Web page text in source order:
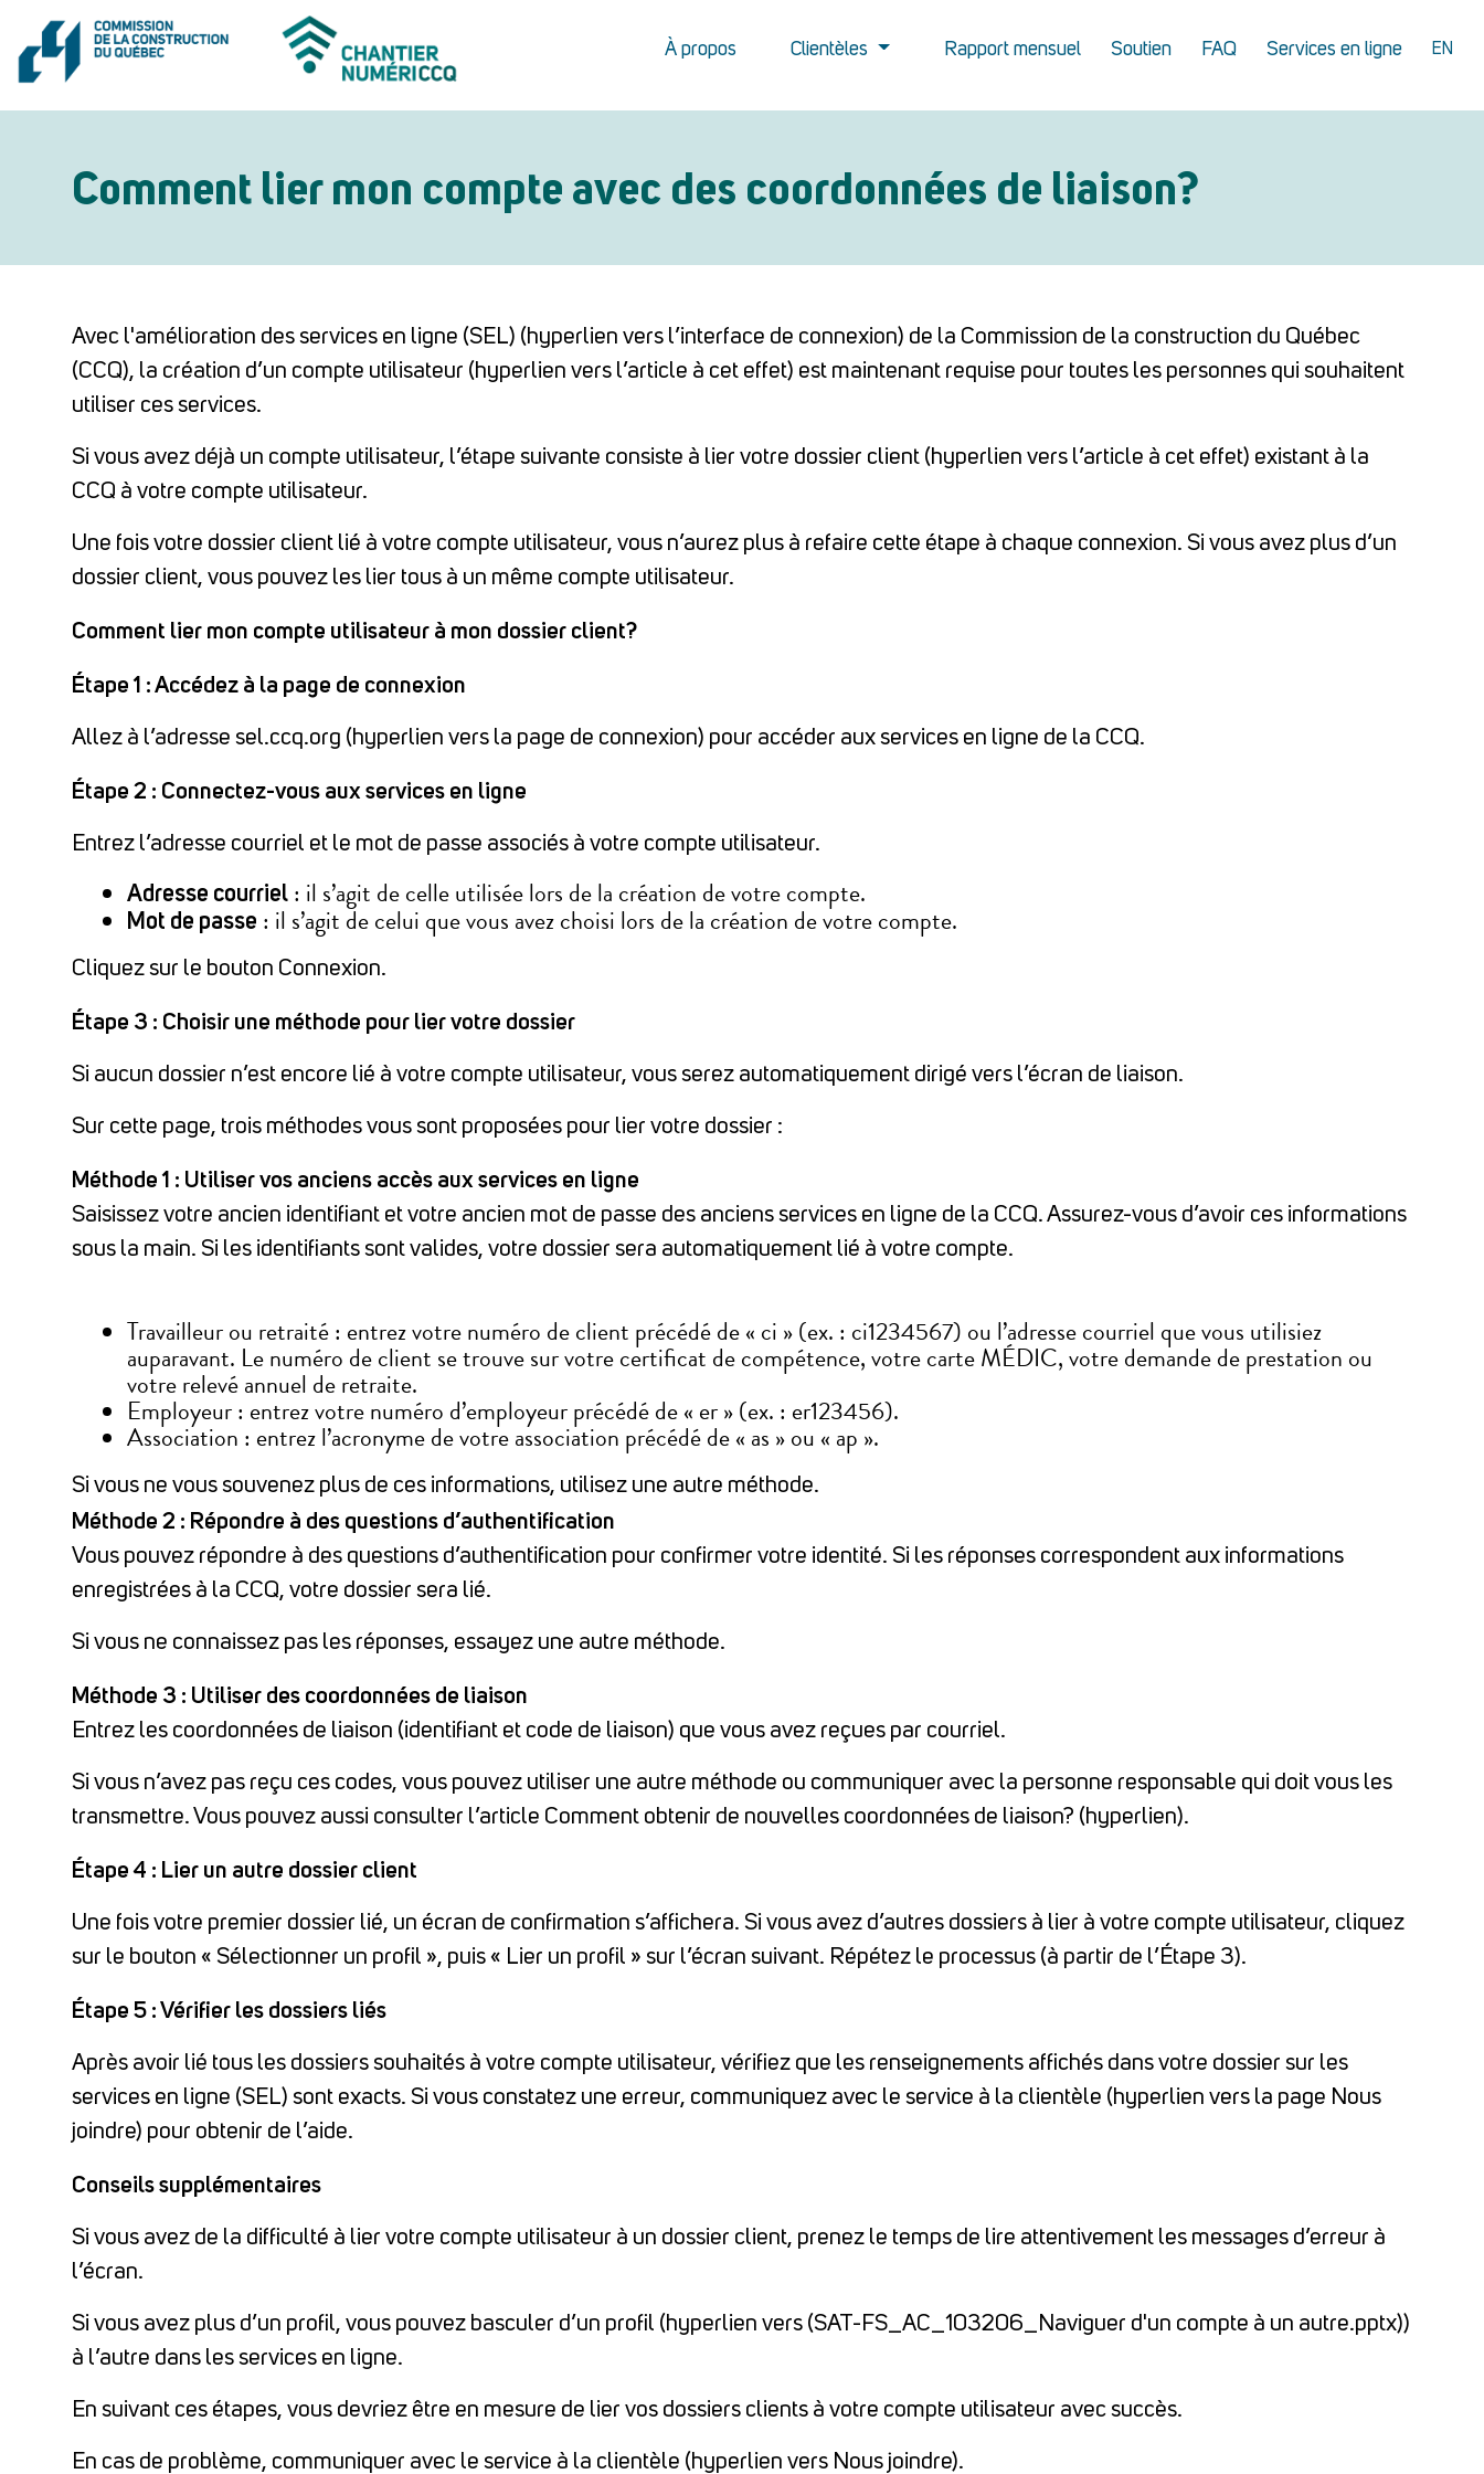
À propos Clientèles Rapport mensuel Soutien FAQ Services en ligne EN
Comment lier mon compte avec des coordonnées de liaison?
Avec l'amélioration des services en ligne (SEL) (hyperlien vers l’interface de connexion) de la Commission de la construction du Québec
(CCQ), la création d’un compte utilisateur (hyperlien vers l’article à cet effet) est maintenant requise pour toutes les personnes qui souhaitent
utiliser ces services.
Si vous avez déjà un compte utilisateur, l’étape suivante consiste à lier votre dossier client (hyperlien vers l’article à cet effet) existant à la
CCQ à votre compte utilisateur.
Une fois votre dossier client lié à votre compte utilisateur, vous n’aurez plus à refaire cette étape à chaque connexion. Si vous avez plus d’un
dossier client, vous pouvez les lier tous à un même compte utilisateur.
Comment lier mon compte utilisateur à mon dossier client?
Étape 1 : Accédez à la page de connexion
Allez à l’adresse sel.ccq.org (hyperlien vers la page de connexion) pour accéder aux services en ligne de la CCQ.
Étape 2 : Connectez-vous aux services en ligne
Entrez l’adresse courriel et le mot de passe associés à votre compte utilisateur.
Adresse courriel : il s’agit de celle utilisée lors de la création de votre compte.
Mot de passe : il s’agit de celui que vous avez choisi lors de la création de votre compte.
Cliquez sur le bouton Connexion.
Étape 3 : Choisir une méthode pour lier votre dossier
Si aucun dossier n’est encore lié à votre compte utilisateur, vous serez automatiquement dirigé vers l’écran de liaison.
Sur cette page, trois méthodes vous sont proposées pour lier votre dossier :
Méthode 1 : Utiliser vos anciens accès aux services en ligne
Saisissez votre ancien identifiant et votre ancien mot de passe des anciens services en ligne de la CCQ. Assurez-vous d’avoir ces informations
sous la main. Si les identifiants sont valides, votre dossier sera automatiquement lié à votre compte.
Travailleur ou retraité : entrez votre numéro de client précédé de « ci » (ex. : ci1234567) ou l’adresse courriel que vous utilisiez
auparavant. Le numéro de client se trouve sur votre certificat de compétence, votre carte MÉDIC, votre demande de prestation ou
votre relevé annuel de retraite.
Employeur : entrez votre numéro d’employeur précédé de « er » (ex. : er123456).
Association : entrez l’acronyme de votre association précédé de « as » ou « ap ».
Si vous ne vous souvenez plus de ces informations, utilisez une autre méthode.
Méthode 2 : Répondre à des questions d’authentification
Vous pouvez répondre à des questions d’authentification pour confirmer votre identité. Si les réponses correspondent aux informations
enregistrées à la CCQ, votre dossier sera lié.
Si vous ne connaissez pas les réponses, essayez une autre méthode.
Méthode 3 : Utiliser des coordonnées de liaison
Entrez les coordonnées de liaison (identifiant et code de liaison) que vous avez reçues par courriel.
Si vous n’avez pas reçu ces codes, vous pouvez utiliser une autre méthode ou communiquer avec la personne responsable qui doit vous les
transmettre. Vous pouvez aussi consulter l’article Comment obtenir de nouvelles coordonnées de liaison? (hyperlien).
Étape 4 : Lier un autre dossier client
Une fois votre premier dossier lié, un écran de confirmation s’affichera. Si vous avez d’autres dossiers à lier à votre compte utilisateur, cliquez
sur le bouton « Sélectionner un profil », puis « Lier un profil » sur l’écran suivant. Répétez le processus (à partir de l’Étape 3).
Étape 5 : Vérifier les dossiers liés
Après avoir lié tous les dossiers souhaités à votre compte utilisateur, vérifiez que les renseignements affichés dans votre dossier sur les
services en ligne (SEL) sont exacts. Si vous constatez une erreur, communiquez avec le service à la clientèle (hyperlien vers la page Nous
joindre) pour obtenir de l’aide.
Conseils supplémentaires
Si vous avez de la difficulté à lier votre compte utilisateur à un dossier client, prenez le temps de lire attentivement les messages d’erreur à
l’écran.
Si vous avez plus d’un profil, vous pouvez basculer d’un profil (hyperlien vers (SAT-FS_AC_103206_Naviguer d'un compte à un autre.pptx))
à l’autre dans les services en ligne.
En suivant ces étapes, vous devriez être en mesure de lier vos dossiers clients à votre compte utilisateur avec succès.
En cas de problème, communiquer avec le service à la clientèle (hyperlien vers Nous joindre).